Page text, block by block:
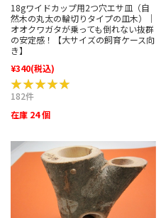
18gワイドカップ用2つ穴エサ皿（自
然木の丸太の輪切りタイプの皿木）｜
オオクワガタが乗っても倒れない抜群
の安定感！【大サイズの飼育ケース向
き】
¥340(税込)
★★★★★
★★★★★
182件
在庫 24 個